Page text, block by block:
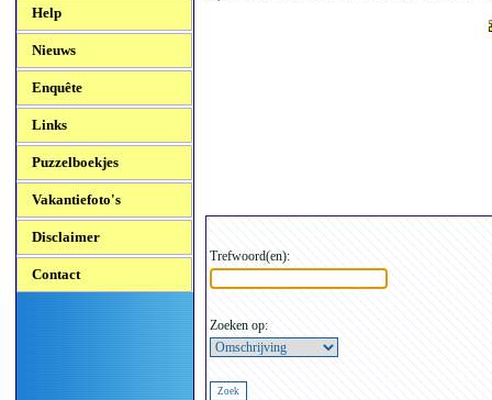
Help
Nieuws
Enquête
Links
Puzzelboekjes
Vakantiefoto's
Disclaimer
Contact
Trefwoord(en):
Zoeken op: